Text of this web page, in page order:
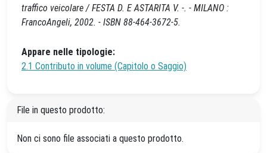
traffico veicolare / FESTA D. E ASTARITA V. -. - MILANO :
FrancoAngeli, 2002. - ISBN 88-464-3672-5.
Appare nelle tipologie:
2.1 Contributo in volume (Capitolo o Saggio)
File in questo prodotto:
Non ci sono file associati a questo prodotto.